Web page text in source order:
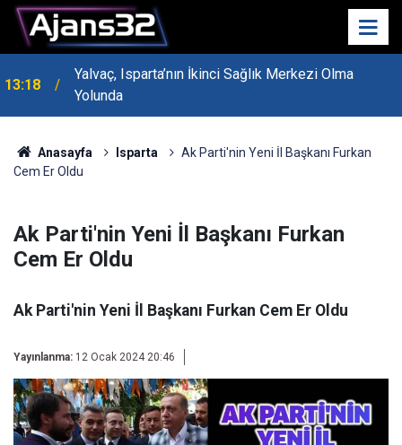
Yalvaç, Isparta’nın İkinci Sağlık Merkezi Olma
Yolunda
13:14
MHP Genel Başkan Yardımcısı Bayraktar Isparta’da
Konuştu
Anasayfa Isparta
Ak Parti'nin Yeni İl Başkanı Furkan
Cem Er Oldu
Ak Parti'nin Yeni İl Başkanı Furkan
Cem Er Oldu
Ak Parti'nin Yeni İl Başkanı Furkan Cem Er Oldu
Yayınlanma: 12 Ocak 2024 20:46